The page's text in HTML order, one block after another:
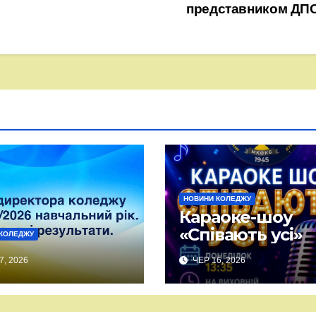
представником
2026
НОВИНИ КОЛЕДЖУ
Караоке-шоу
«Співають усі»
ЧЕР 16, 2026